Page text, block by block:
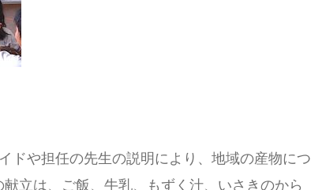
ドや担任の先生の説明により、地域の産物につ
立は、ご飯、牛乳、もずく汁、いさきのから